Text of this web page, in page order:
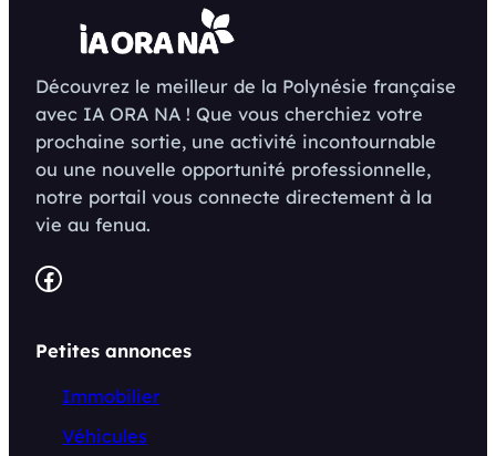
Découvrez le meilleur de la Polynésie française
avec IA ORA NA ! Que vous cherchiez votre
prochaine sortie, une activité incontournable
ou une nouvelle opportunité professionnelle,
notre portail vous connecte directement à la
vie au fenua.
Facebook
Petites annonces
Immobilier
Véhicules